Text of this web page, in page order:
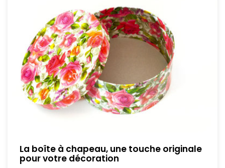
La boîte à chapeau, une touche originale
pour votre décoration